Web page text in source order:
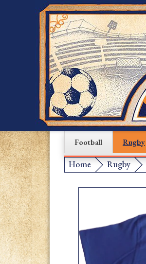
Football Rugby
Home Rugby